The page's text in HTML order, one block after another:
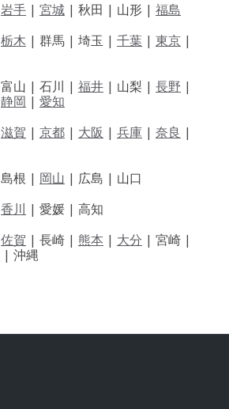
岩手 | 宮城 | 秋田 | 山形 | 福島
栃木 | 群馬 | 埼玉 | 千葉 | 東京 |
富山 | 石川 | 福井 | 山梨 | 長野 |
静岡 | 愛知
滋賀 | 京都 | 大阪 | 兵庫 | 奈良 |
島根 | 岡山 | 広島 | 山口
香川 | 愛媛 | 高知
佐賀 | 長崎 | 熊本 | 大分 | 宮崎 |
| 沖縄